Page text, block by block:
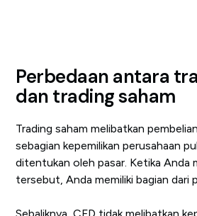
Perbedaan antara
dan trading saham
Trading saham melibatkan
sebagian kepemilikan perusahaan
ditentukan oleh pasar. Ketika Anda
tersebut, Anda memiliki bagian dari